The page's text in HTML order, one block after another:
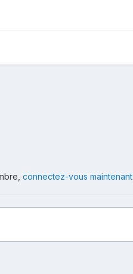
connectez-vous maintenant